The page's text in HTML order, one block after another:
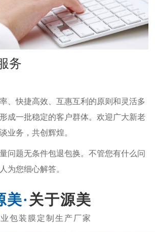
务
、快捷高效、互惠互利的原则和灵活多
成一批稳定的客户群体。欢迎广大新老
业务，共创辉煌。
问题无条件包退包换。不管您有什么问
为您细心解答。
关于源美